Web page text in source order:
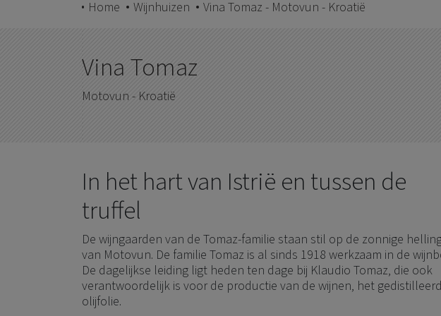
Home Wijnhuizen Vina Tomaz - Motovun - Kroatië
Vina Tomaz
Motovun - Kroatië
In het hart van Istrië en tussen de
truffel
De wijngaarden van de Tomaz-familie staan ​​stil op de zonnige
van Motovun. De familie Tomaz is al sinds 1918 werkzaam in de
De dagelijkse leiding ligt heden ten dage bij Klaudio Tomaz, die ook
verantwoordelijk is voor de productie van de wijnen, het
olijfolie.